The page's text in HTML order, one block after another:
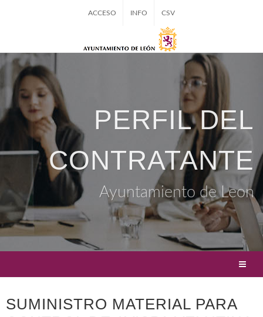
ACCESO INFO CSV
PERFIL DEL
CONTRATANTE
Ayuntamiento de Leon
SUMINISTRO MATERIAL PARA